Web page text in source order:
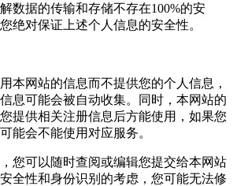
数据的传输和存储不存在100%的安
绝对保证上述个人信息的安全性。
本网站的信息而不提供您的个人信息，
息可能会被自动收集。同时，本网站的
提供相关注册信息后方能使用，如果您
能会不能使用对应服务。
您可以随时查阅或编辑您提交给本网站
全性和身份识别的考虑，您可能无法修